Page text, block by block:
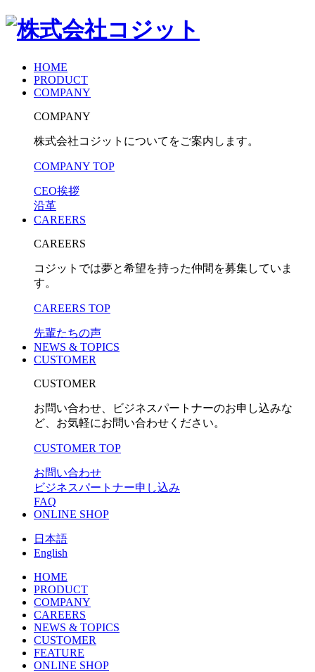
HOME
PRODUCT
COMPANY
COMPANY
株式会社コジットについてをご案内します。
COMPANY TOP
CEO挨拶
沿革
CAREERS
CAREERS
コジットでは夢と希望を持った仲間を募集していま
す。
CAREERS TOP
先輩たちの声
NEWS & TOPICS
CUSTOMER
CUSTOMER
お問い合わせ、ビジネスパートナーのお申し込みな
ど、お気軽にお問い合わせください。
CUSTOMER TOP
お問い合わせ
ビジネスパートナー申し込み
FAQ
ONLINE SHOP
日本語
English
HOME
PRODUCT
COMPANY
CAREERS
NEWS & TOPICS
CUSTOMER
FEATURE
ONLINE SHOP